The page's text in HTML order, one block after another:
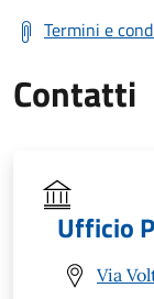
Termini e
Contatti
Ufficio
Via